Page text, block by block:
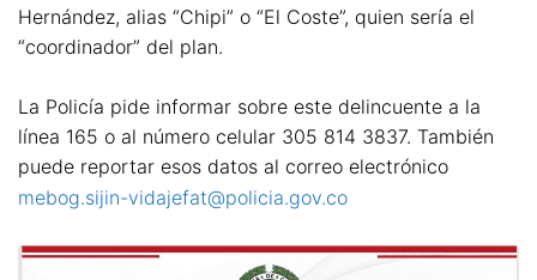
Hernández, alias “Chipi” o “El Coste”, quien sería el
“coordinador” del plan.
La Policía pide informar sobre este delincuente a la
línea 165 o al número celular 305 814 3837. También
puede reportar esos datos al correo electrónico
mebog.sijin-vidajefat@policia.gov.co